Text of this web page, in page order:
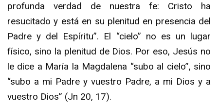
profunda verdad de nuestra fe: Cristo ha
resucitado y está en su plenitud en presencia del
Padre y del Espíritu”. El “cielo” no es un lugar
físico, sino la plenitud de Dios. Por eso, Jesús no
le dice a María la Magdalena “subo al cielo”, sino
“subo a mi Padre y vuestro Padre, a mi Dios y a
vuestro Dios” (Jn 20, 17).